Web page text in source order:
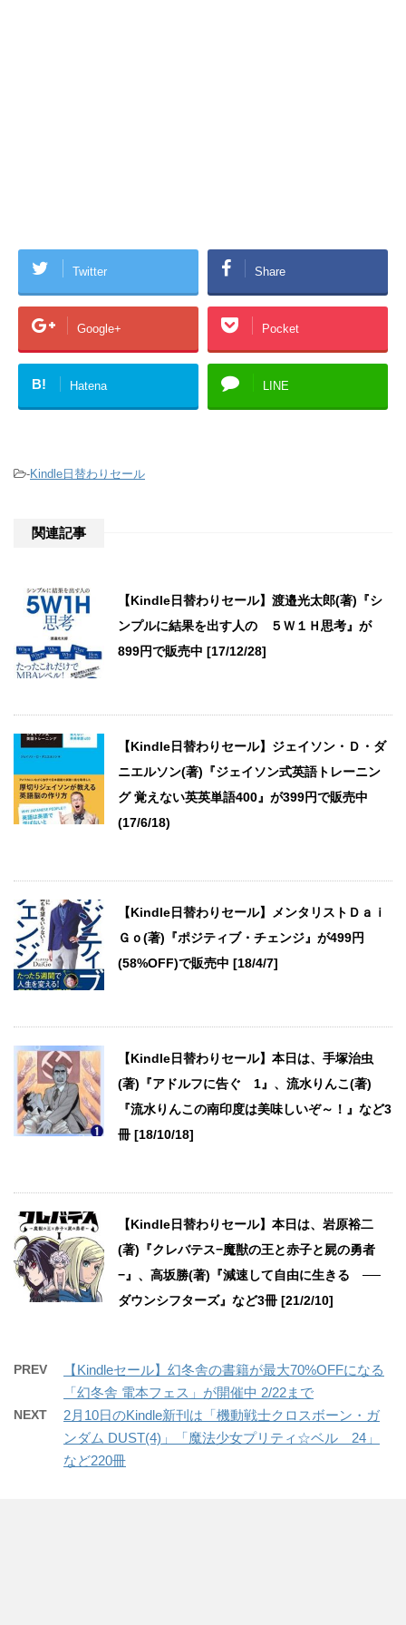
Twitter Share
Google+ Pocket
B! Hatena LINE
-Kindle日替わりセール
関連記事
【Kindle日替わりセール】渡邉光太郎(著)『シ
ンプルに結果を出す人の ５Ｗ１Ｈ思考』が
899円で販売中 [17/12/28]
【Kindle日替わりセール】ジェイソン・Ｄ・ダ
ニエルソン(著)『ジェイソン式英語トレーニン
グ 覚えない英英単語400』が399円で販売中
(17/6/18)
【Kindle日替わりセール】メンタリストＤａｉ
Ｇｏ(著)『ポジティブ・チェンジ』が499円
(58%OFF)で販売中 [18/4/7]
【Kindle日替わりセール】本日は、手塚治虫
(著)『アドルフに告ぐ 1』、流水りんこ(著)
『流水りんこの南印度は美味しいぞ～！』など3
冊 [18/10/18]
【Kindle日替わりセール】本日は、岩原裕二
(著)『クレバテス−魔獣の王と赤子と屍の勇者
−』、高坂勝(著)『減速して自由に生きる ──
ダウンシフターズ』など3冊 [21/2/10]
PREV
【Kindleセール】幻冬舎の書籍が最大70%OFFになる
「幻冬舎 電本フェス」が開催中 2/22まで
NEXT
2月10日のKindle新刊は「機動戦士クロスボーン・ガ
ンダム DUST(4)」「魔法少女プリティ☆ベル 24」
など220冊